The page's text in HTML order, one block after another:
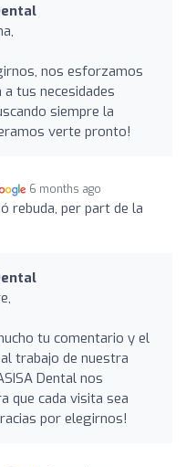
nos esforzamos
tus necesidades
siempre la
verte pronto!
6 months ago
rebuda, per part de la
tu comentario y el
trabajo de nuestra
Dental nos
que cada visita sea
por elegirnos!